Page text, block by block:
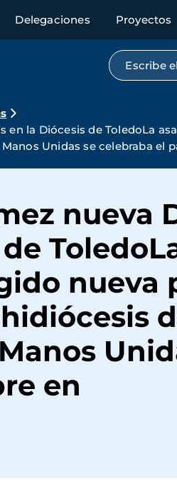
Delegaciones Proyectos
la Diócesis de ToledoLa
Unidas se celebraba el
nueva
nueva
en